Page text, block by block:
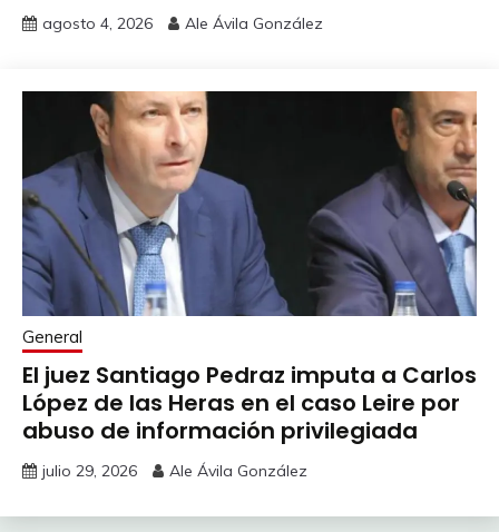
agosto 4, 2026 Ale Ávila González
General
El juez Santiago Pedraz imputa a Carlos
López de las Heras en el caso Leire por
abuso de información privilegiada
julio 29, 2026 Ale Ávila González